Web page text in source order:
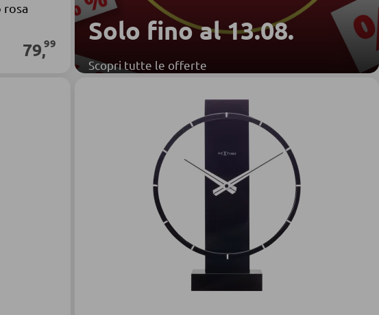
Solo fino al 13.08.
Scopri tutte le offerte
79,99